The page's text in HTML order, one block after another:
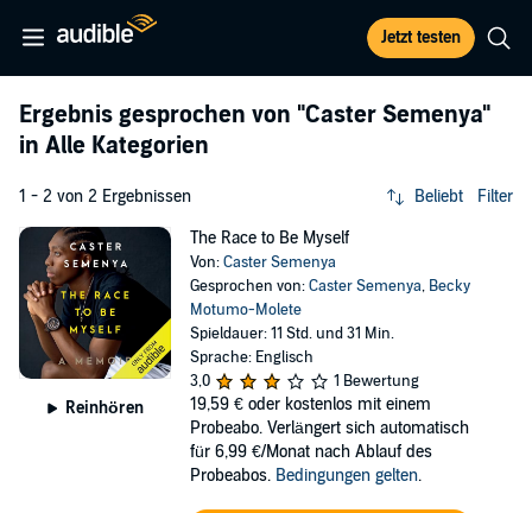
Jetzt testen
Ergebnis gesprochen von "Caster Semenya"
in Alle Kategorien
1 - 2 von 2 Ergebnissen Beliebt Filter
Reinhören
The Race to Be Myself
Von:Caster Semenya
Gesprochen von:Caster Semenya, Becky
Motumo-Molete
Spieldauer: 11 Std. und 31 Min.
Sprache: Englisch
3,0
1 Bewertung
19,59 € oder kostenlos mit einem
Probeabo. Verlängert sich automatisch
für 6,99 €/Monat nach Ablauf des
Probeabos. Bedingungen gelten.